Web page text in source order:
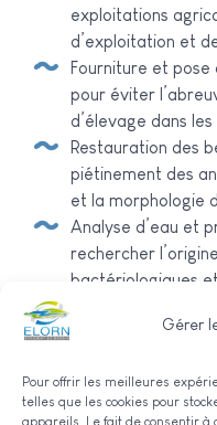
Gérer
Pour offrir les meilleures
telles que les cookies pour
appareils. Le fait de consentir
exploitations
d’exploitation et
fourniture et pose de matériels d’abreuvement
pour éviter
d’élevage dans les
restauration des berges dégradées par le
piétinement des
et la morphologie
analyse d’eau et prospections de terrain pour
rechercher
bactériologiques